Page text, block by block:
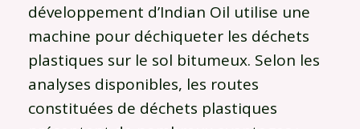
développement d’Indian Oil utilise une
machine pour déchiqueter les déchets
plastiques sur le sol bitumeux. Selon les
analyses disponibles, les routes
constituées de déchets plastiques